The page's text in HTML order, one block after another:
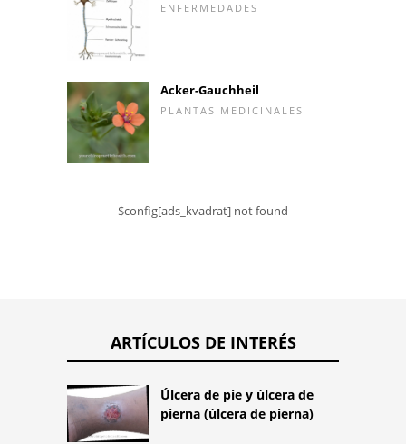
ENFERMEDADES
Acker-Gauchheil
PLANTAS MEDICINALES
$config[ads_kvadrat] not found
ARTÍCULOS DE INTERÉS
Úlcera de pie y úlcera de
pierna (úlcera de pierna)